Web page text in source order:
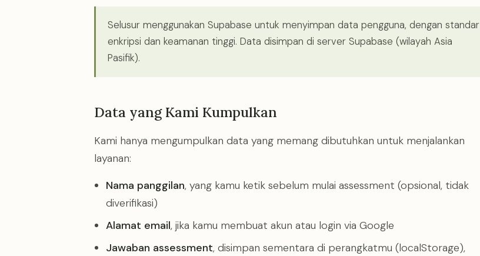
Selusur menggunakan Supabase untuk menyimpan data pengguna, dengan standar
enkripsi dan keamanan tinggi. Data disimpan di server Supabase (wilayah Asia
Pasifik).
Data yang Kami Kumpulkan
Kami hanya mengumpulkan data yang memang dibutuhkan untuk menjalankan
layanan:
Nama panggilan, yang kamu ketik sebelum mulai assessment (opsional, tidak
diverifikasi)
Alamat email, jika kamu membuat akun atau login via Google
Jawaban assessment, disimpan sementara di perangkatmu (localStorage),